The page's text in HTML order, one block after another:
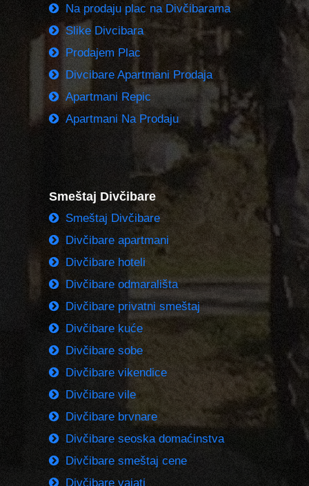
Na prodaju plac na Divčibarama
Slike Divcibara
Prodajem Plac
Divcibare Apartmani Prodaja
Apartmani Repic
Apartmani Na Prodaju
Smeštaj Divčibare
Smeštaj Divčibare
Divčibare apartmani
Divčibare hoteli
Divčibare odmarališta
Divčibare privatni smeštaj
Divčibare kuće
Divčibare sobe
Divčibare vikendice
Divčibare vile
Divčibare brvnare
Divčibare seoska domaćinstva
Divčibare smeštaj cene
Divčibare vajati